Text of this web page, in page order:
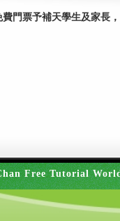
門票予補天學生及家長
Free Tutorial